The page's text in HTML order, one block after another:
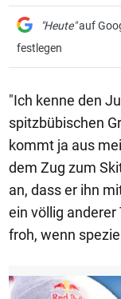
"Heute"auf
festlegen
"Ich kenne den
spitzbübischen
kommt ja aus
dem Zug zum
an, dass er ihn
ein völlig anderer
froh, wenn
1/24